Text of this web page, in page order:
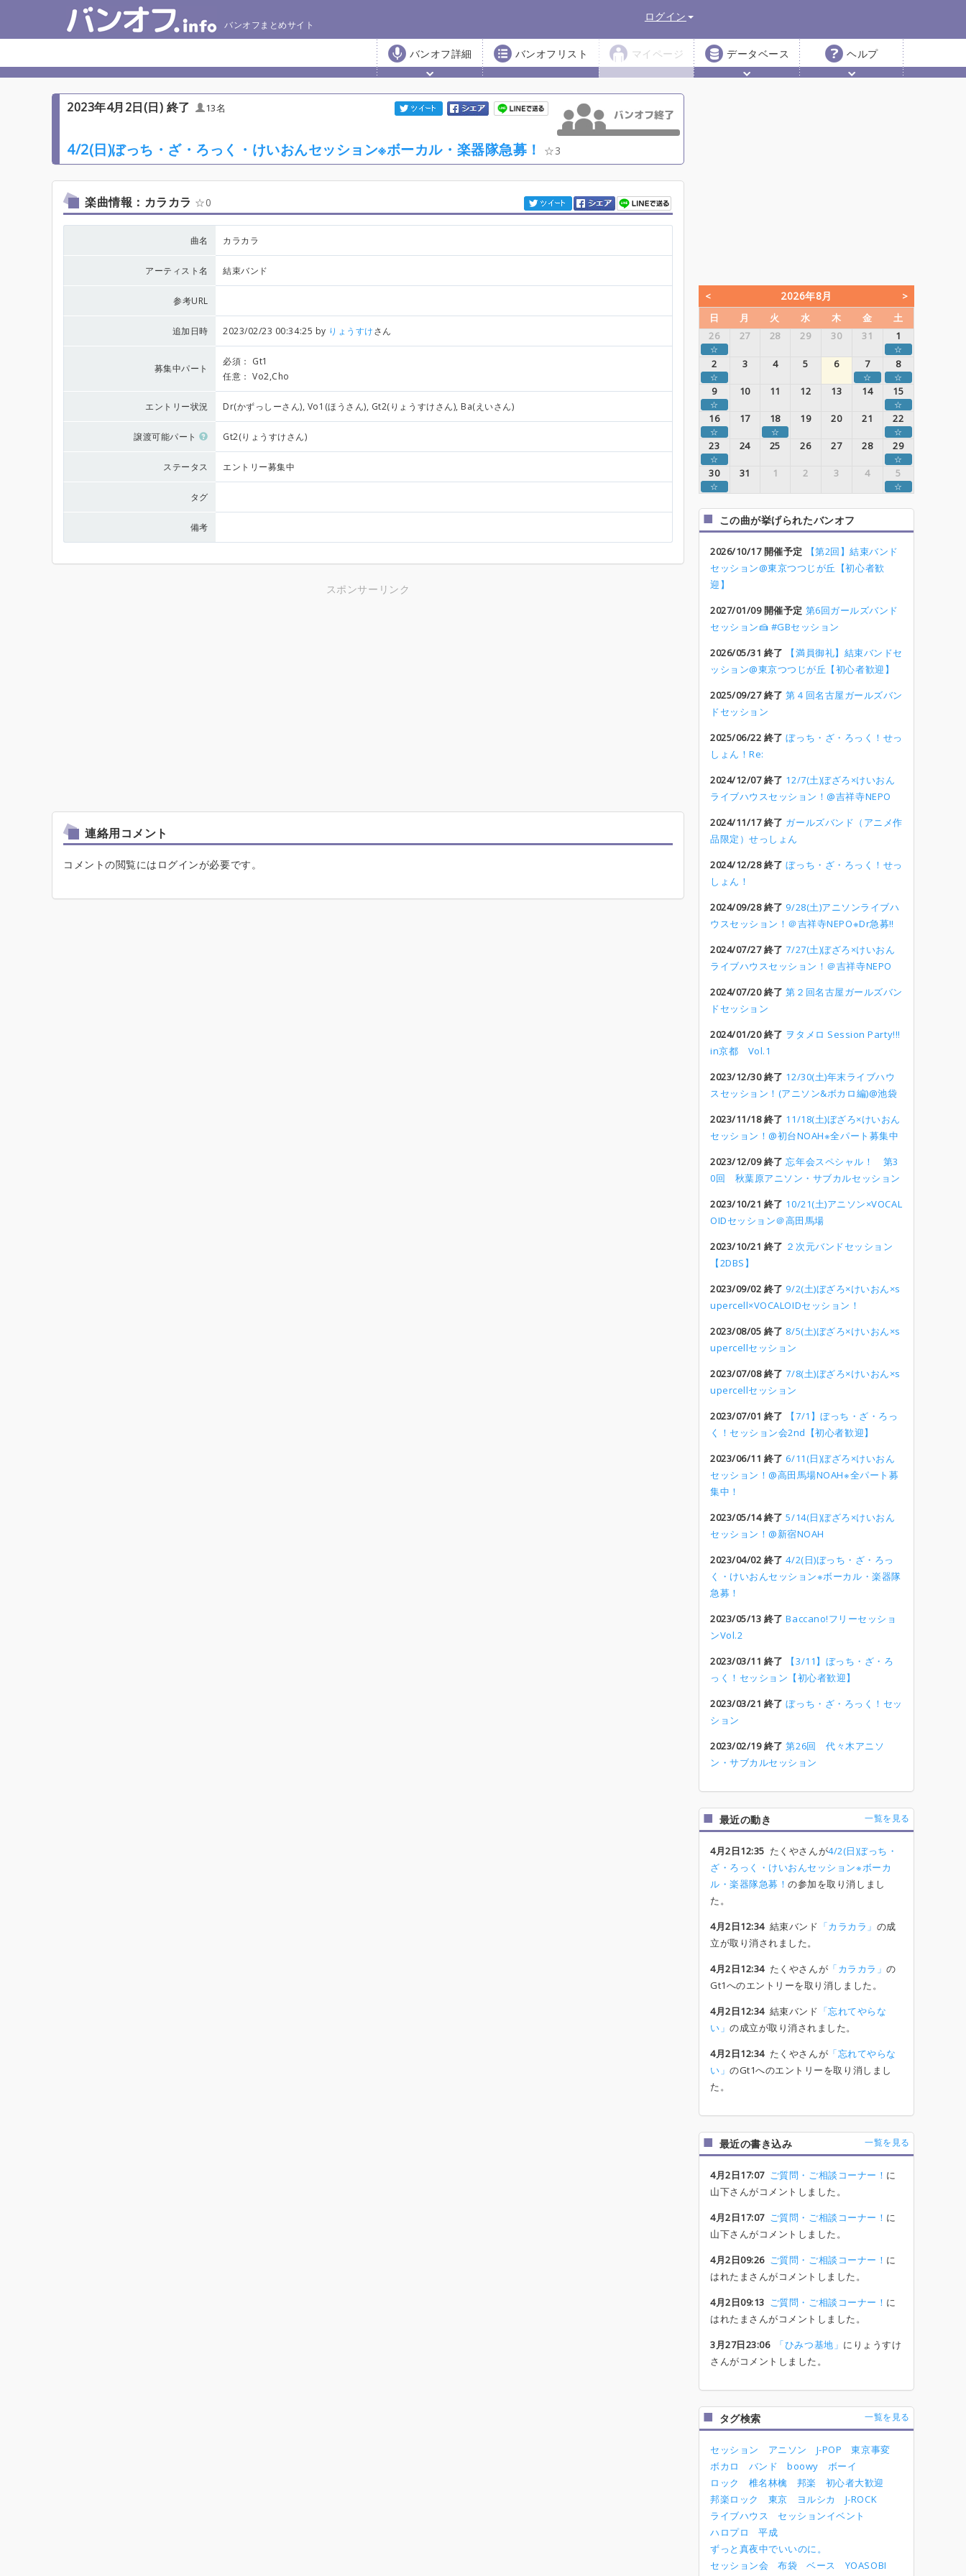
バンオフまとめサイト
ログイン
バンオフ詳細 バンオフリスト マイページ データベース ヘルプ
2023年4月2日(日) 終了 13名
4/2(日)ぼっち・ざ・ろっく・けいおんセッション※ボーカル・楽器隊急募！ 3
楽曲情報：カラカラ 0
曲名 カラカラ
アーティスト名 結束バンド
参考URL
追加日時 2023/02/23 00:34:25 by りょうすけさん
募集中パート
必須： Gt1
任意： Vo2,Cho
エントリー状況 Dr(かずっしーさん), Vo1(ほうさん), Gt2(りょうすけさん), Ba(えいさん)
譲渡可能パート Gt2(りょうすけさん)
ステータス エントリー募集中
タグ
備考
スポンサーリンク
連絡用コメント
コメントの閲覧にはログインが必要です。
2026年8月
日 月 火 水 木 金
土
26
27 28 29 30 31 1
☆ ☆
2 3 4 5 6 7 8
☆ ☆ ☆
9 10 11 12 13 14 15
☆ ☆
16 17 18 19 20 21 22
☆ ☆ ☆
23 24 25 26 27 28 29
☆ ☆
30 31 1 2 3 4 5
☆ ☆
この曲が挙げられたバンオフ
2026/10/17 開催予定
【第2回】結束バンド
セッション@東京つつじが丘【初心者歓
迎】
2027/01/09 開催予定 第6回ガールズバンド
セッション🍰 #GBセッション
2026/05/31 終了
【満員御礼】結束バンドセ
ッション@東京つつじが丘【初心者歓迎】
2025/09/27 終了 第４回名古屋ガールズバン
ドセッション
2025/06/22 終了 ぼっち・ざ・ろっく！せっ
しょん！Re:
2024/12/07 終了 12/7(土)ぼざろ×けいおん
ライブハウスセッション！@吉祥寺NEPO
2024/11/17 終了 ガールズバンド（アニメ作
品限定）せっしょん
2024/12/28 終了 ぼっち・ざ・ろっく！せっ
しょん！
2024/09/28 終了 9/28(土)アニソンライブハ
ウスセッション！＠吉祥寺NEPO※Dr急募‼︎
2024/07/27 終了 7/27(土)ぼざろ×けいおん
ライブハウスセッション！＠吉祥寺NEPO
2024/07/20 終了 第２回名古屋ガールズバン
ドセッション
2024/01/20 終了 ヲタメロ Session Party!!!
in京都 Vol.1
2023/12/30 終了 12/30(土)年末ライブハウ
スセッション！(アニソン&ボカロ編)@池袋
2023/11/18 終了 11/18(土)ぼざろ×けいおん
セッション！@初台NOAH※全パート募集中
2023/12/09 終了 忘年会スペシャル！ 第3
0回 秋葉原アニソン・サブカルセッション
2023/10/21 終了 10/21(土)アニソン×VOCAL
OIDセッション＠高田馬場
2023/10/21 終了 ２次元バンドセッション
【2DBS】
2023/09/02 終了 9/2(土)ぼざろ×けいおん×s
upercell×VOCALOIDセッション！
2023/08/05 終了 8/5(土)ぼざろ×けいおん×s
upercellセッション
2023/07/08 終了 7/8(土)ぼざろ×けいおん×s
upercellセッション
2023/07/01 終了
【7/1】ぼっち・ざ・ろっ
く！セッション会2nd【初心者歓迎】
2023/06/11 終了 6/11(日)ぼざろ×けいおん
セッション！@高田馬場NOAH※全パート募
集中！
2023/05/14 終了 5/14(日)ぼざろ×けいおん
セッション！@新宿NOAH
2023/04/02 終了 4/2(日)ぼっち・ざ・ろっ
く・けいおんセッション※ボーカル・楽器隊
急募！
2023/05/13 終了 Baccano!フリーセッショ
ンVol.2
2023/03/11 終了
【3/11】ぼっち・ざ・ろ
っく！セッション【初心者歓迎】
2023/03/21 終了 ぼっち・ざ・ろっく！セッ
ション
2023/02/19 終了 第26回 代々木アニソ
ン・サブカルセッション
最近の動き 一覧を見る
4月2日12:35 たくやさんが4/2(日)ぼっち・
ざ・ろっく・けいおんセッション※ボーカ
ル・楽器隊急募！の参加を取り消しまし
た。
4月2日12:34結束バンド 「カラカラ」 の成
立が取り消されました。
4月2日12:34たくやさんが 「カラカラ」の
Gt1へのエントリーを取り消しました。
4月2日12:34結束バンド 「忘れてやらな
い」の成立が取り消されました。
4月2日12:34たくやさんが 「忘れてやらな
い」のGt1へのエントリーを取り消しまし
た。
最近の書き込み 一覧を見る
4月2日17:07 ご質問・ご相談コーナー！ に
山下さんがコメントしました。
4月2日17:07 ご質問・ご相談コーナー！ に
山下さんがコメントしました。
4月2日09:26 ご質問・ご相談コーナー！ に
はれたまさんがコメントしました。
4月2日09:13 ご質問・ご相談コーナー！ に
はれたまさんがコメントしました。
3月27日23:06
「ひみつ基地」 にりょうすけ
さんがコメントしました。
タグ検索 一覧を見る
セッション アニソン J-POP
東京事変
ボカロ
バンド boowy
ボーイ
ロック
椎名林檎 邦楽
初心者大歓迎
邦楽ロック
東京 ヨルシカ
J-ROCK
ライブハウス
セッションイベント
ハロプロ
平成
ずっと真夜中でいいのに。
セッション会
布袋 ベース YOASOBI